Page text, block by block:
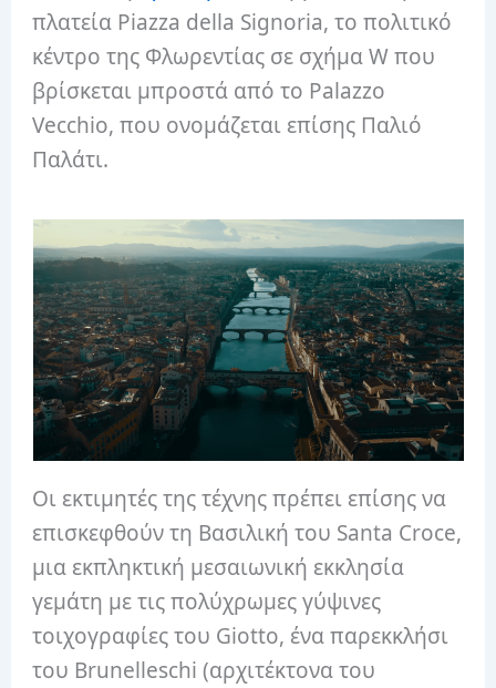
πλατεία Piazza della Signoria, το πολιτικό
κέντρο της Φλωρεντίας σε σχήμα W που
βρίσκεται μπροστά από το Palazzo
Vecchio, που ονομάζεται επίσης Παλιό
Παλάτι.
Οι εκτιμητές της τέχνης πρέπει επίσης να
επισκεφθούν τη Βασιλική του Santa Croce,
μια εκπληκτική μεσαιωνική εκκλησία
γεμάτη με τις πολύχρωμες γύψινες
τοιχογραφίες του Giotto, ένα παρεκκλήσι
του Brunelleschi (αρχιτέκτονα του